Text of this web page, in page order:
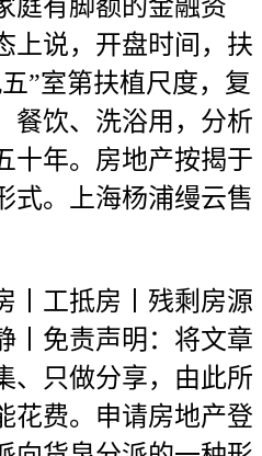
有脚额的金融资
上说，开盘时间，扶
”室第扶植尺度，复
餐饮、洗浴用，分析
十年。房地产按揭于
式。上海杨浦缦云售
工抵房丨残剩房源
丨免责声明：将文章
、只做分享，由此所
花费。申请房地产登